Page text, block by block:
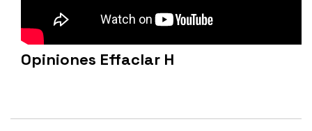
Opiniones Effaclar H